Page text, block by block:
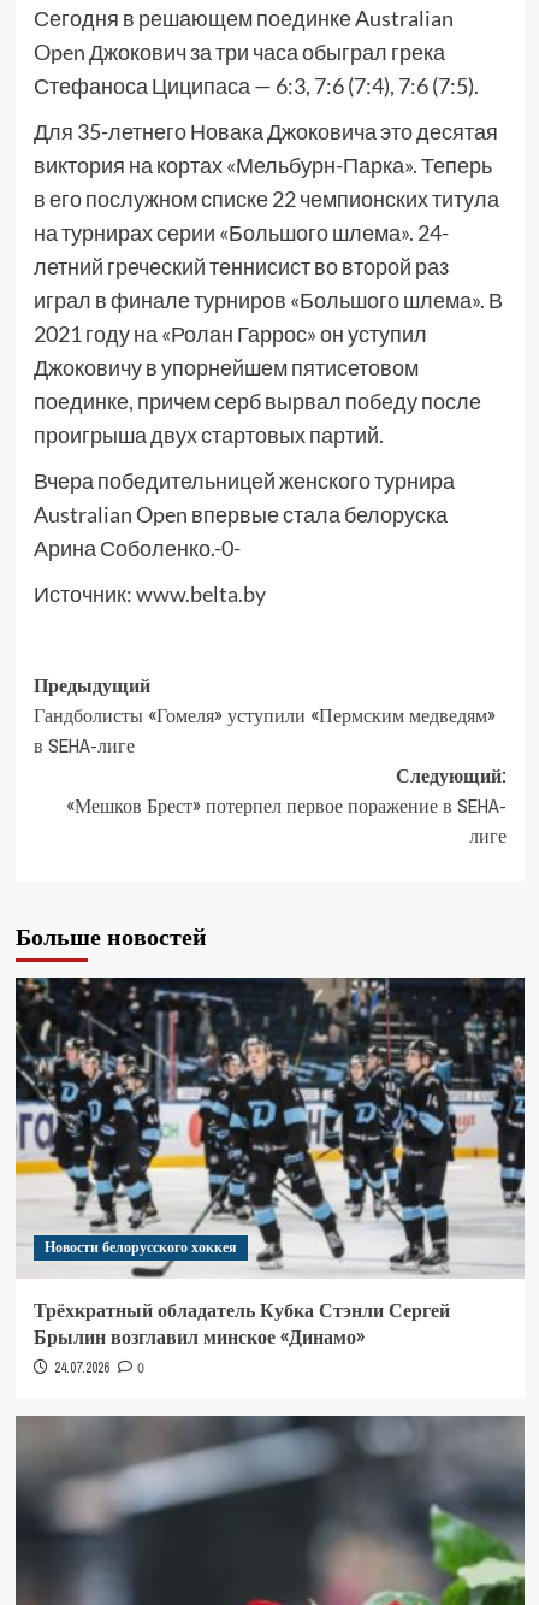
Сегодня в решающем поединке Australian
Open Джокович за три часа обыграл грека
Стефаноса Циципаса — 6:3, 7:6 (7:4), 7:6 (7:5).
Для 35-летнего Новака Джоковича это десятая
виктория на кортах «Мельбурн-Парка». Теперь
в его послужном списке 22 чемпионских титула
на турнирах серии «Большого шлема». 24-
летний греческий теннисист во второй раз
играл в финале турниров «Большого шлема». В
2021 году на «Ролан Гаррос» он уступил
Джоковичу в упорнейшем пятисетовом
поединке, причем серб вырвал победу после
проигрыша двух стартовых партий.
Вчера победительницей женского турнира
Australian Open впервые стала белоруска
Арина Соболенко.-0-
Источник:www.belta.by
Предыдущий
Гандболисты «Гомеля» уступили «Пермским медведям»
в SEHA-лиге
Следующий:
«Мешков Брест» потерпел первое поражение в SEHA-
лиге
Больше новостей
Новости белорусского хоккея
Трёхкратный обладатель Кубка Стэнли Сергей
Брылин возглавил минское «Динамо»
24.07.2026 0